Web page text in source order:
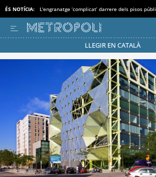
ÉS NOTÍCIA: L'engranatge ‘complicat’ darrere dels pisos
LLEGIR EN CATALÀ
Passa’t al mode estalvi